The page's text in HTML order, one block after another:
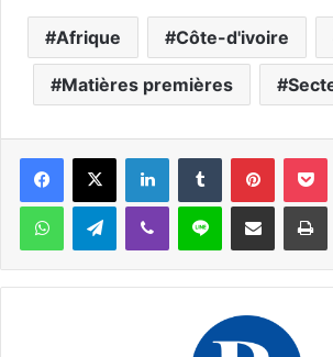
Afrique Côte-d'ivoire
Matières premières
Facebook
X LinkedinTumblr Pinterest
WhatsAppTelegramViber Ligne Partager par email